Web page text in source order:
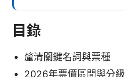
目錄
釐清關鍵名詞與票種
2026年票價區間與分級